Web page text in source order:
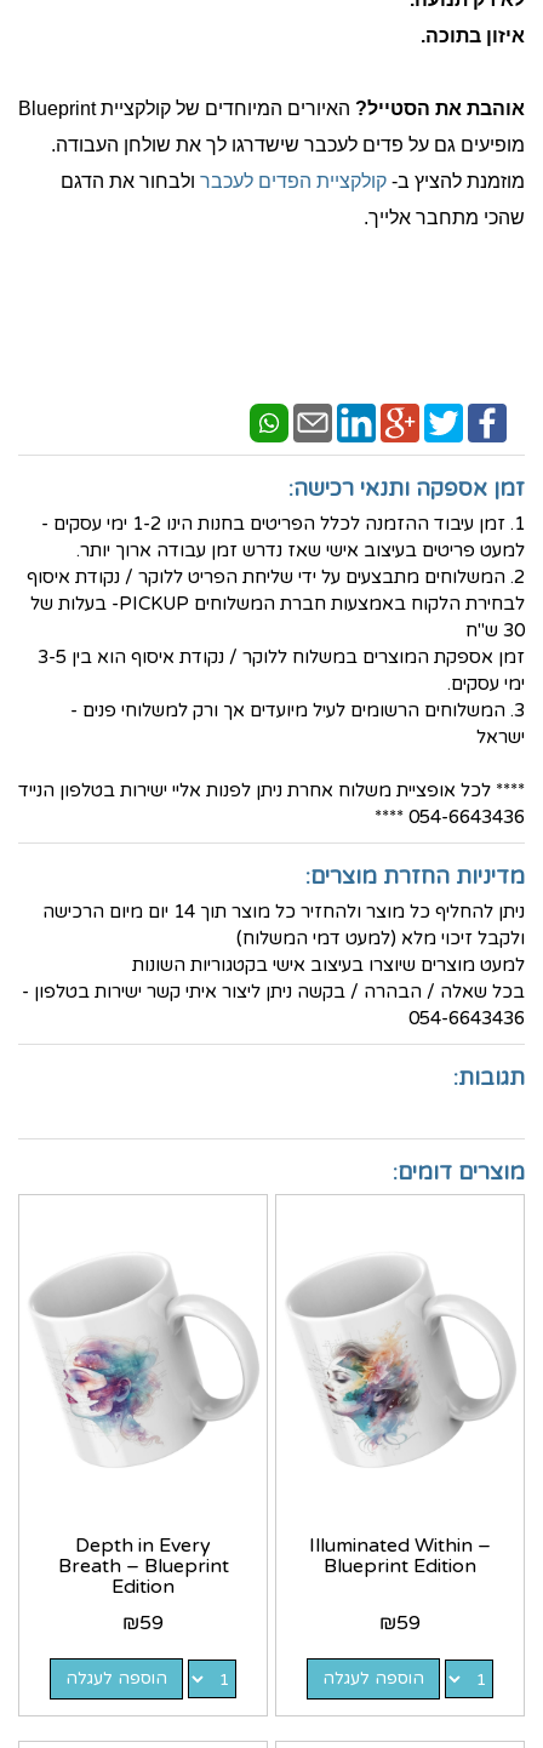
איזון בתוכה.
אוהבת את הסטייל?
האיורים המיוחדים של קולקציית Blueprint
מופיעים גם על פדים לעכבר שישדרגו לך את שולחן העבודה.
מוזמנת להציץ ב- קולקציית הפדים לעכבר ולבחור את הדגם
שהכי מתחבר אלייך.
זמן אספקה ותנאי רכישה:
1. זמן עיבוד ההזמנה לכלל הפריטים בחנות הינו 1-2 ימי עסקים -
למעט פריטים בעיצוב אישי שאז נדרש זמן עבודה ארוך יותר.
2. המשלוחים מתבצעים על ידי שליחת הפריט ללוקר / נקודת איסוף
לבחירת הלקוח באמצעות חברת המשלוחים PICKUP- בעלות של
30 ש"ח
זמן אספקת המוצרים במשלוח ללוקר / נקודת איסוף הוא בין 3-5
ימי עסקים.
3. המשלוחים הרשומים לעיל מיועדים אך ורק למשלוחי פנים -
ישראל
**** לכל אופציית משלוח אחרת ניתן לפנות אליי ישירות בטלפון הנייד
054-6643436 ****
מדיניות החזרת מוצרים:
ניתן להחליף כל מוצר ולהחזיר כל מוצר תוך 14 יום מיום הרכישה
ולקבל זיכוי מלא (למעט דמי המשלוח)
למעט מוצרים שיוצרו בעיצוב אישי בקטגוריות השונות
בכל שאלה / הבהרה / בקשה ניתן ליצור איתי קשר ישירות בטלפון -
054-6643436
תגובות:
מוצרים דומים:
Illuminated Within –
Blueprint Edition
₪59
הוספה לעגלה
Depth in Every
Breath – Blueprint
Edition
₪59
הוספה לעגלה